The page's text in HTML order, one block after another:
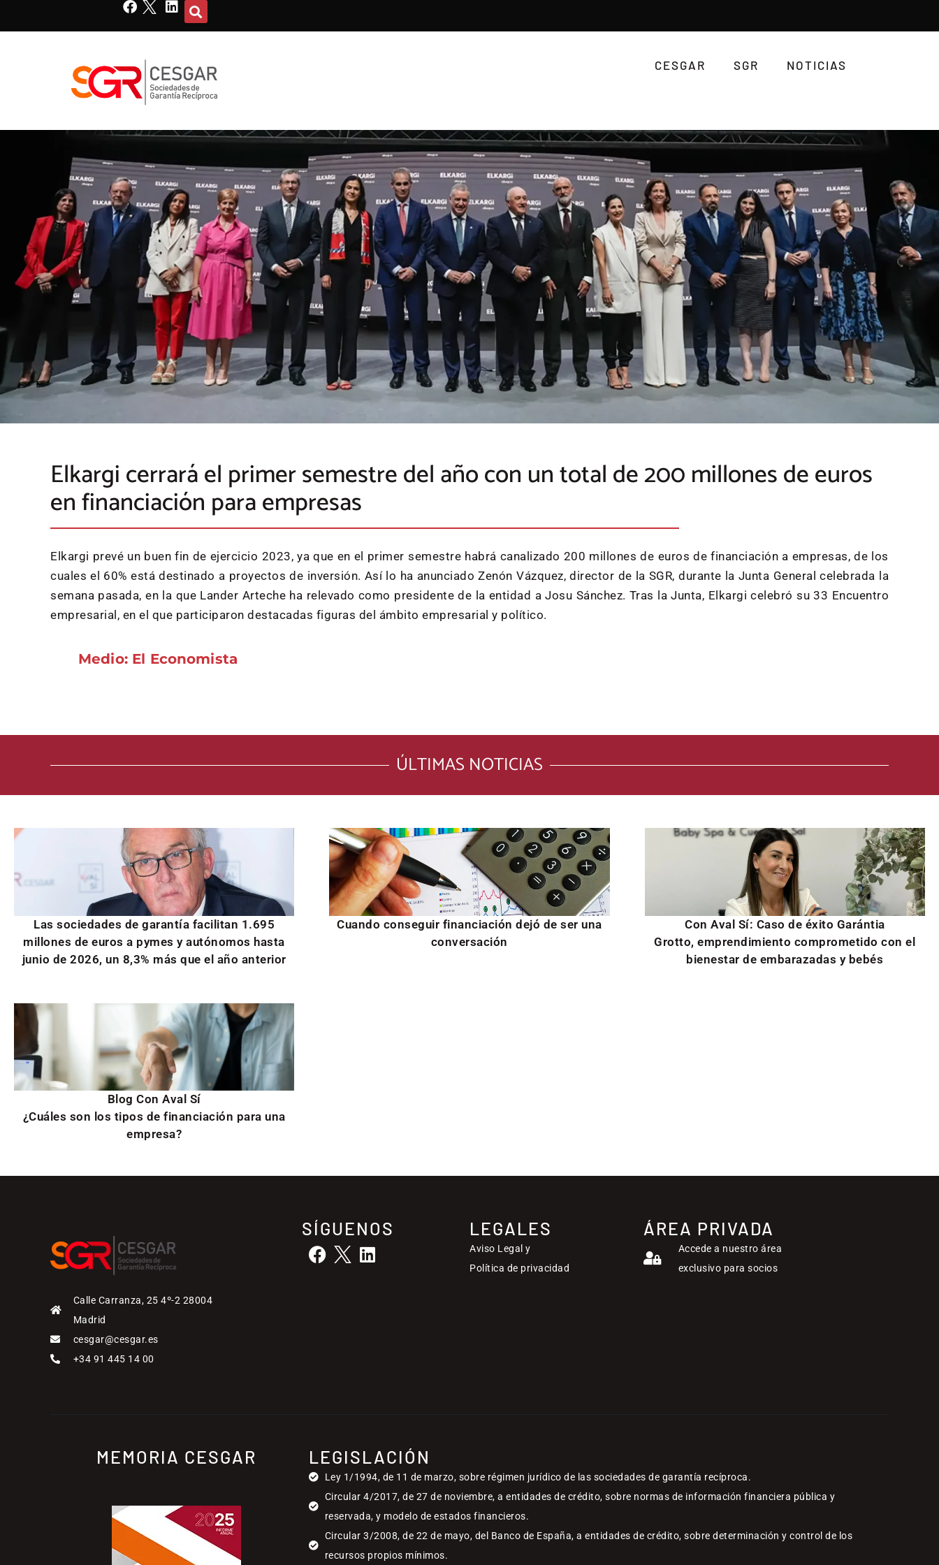
CESGAR SGR NOTICIAS
Elkargi cerrará el primer semestre del año con un total de 200 millones de euros
en financiación para empresas
Elkargi prevé un buen fin de ejercicio 2023, ya que en el primer semestre habrá canalizado 200 millones de euros de financiación a empresas, de los
cuales el 60% está destinado a proyectos de inversión. Así lo ha anunciado Zenón Vázquez, director de la SGR, durante la Junta General celebrada la
semana pasada, en la que Lander Arteche ha relevado como presidente de la entidad a Josu Sánchez. Tras la Junta, Elkargi celebró su 33 Encuentro
empresarial, en el que participaron destacadas figuras del ámbito empresarial y político.
Medio: El Economista
ÚLTIMAS NOTICIAS
Las sociedades de garantía facilitan 1.695
millones de euros a pymes y autónomos hasta
junio de 2026, un 8,3% más que el año anterior
Cuando conseguir financiación dejó de ser una
conversación
Con Aval Sí: Caso de éxito Garántia
Grotto, emprendimiento comprometido con el
bienestar de embarazadas y bebés
Blog Con Aval Sí
¿Cuáles son los tipos de financiación para una
empresa?
Calle Carranza, 25 4º-2 28004
Madrid
cesgar@cesgar.es
+34 91 445 14 00
SÍGUENOS LEGALES
Aviso Legal y
Política de privacidad
ÁREA PRIVADA
Accede a nuestro área
exclusivo para socios
MEMORIA CESGAR LEGISLACIÓN
Ley 1/1994, de 11 de marzo, sobre régimen jurídico de las sociedades de garantía recíproca.
Circular 4/2017, de 27 de noviembre, a entidades de crédito, sobre normas de información financiera pública y
reservada, y modelo de estados financieros.
Circular 3/2008, de 22 de mayo, del Banco de España, a entidades de crédito, sobre determinación y control de los
recursos propios mínimos.